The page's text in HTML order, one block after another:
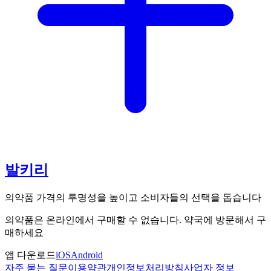
발키리
의약품 가격의 투명성을 높이고 소비자들의 선택을 돕습니다
의약품은 온라인에서 구매할 수 없습니다. 약국에 방문해서 구
매하세요
앱 다운로드iOSAndroid
자주 묻는 질문이용약관개인정보처리방침사업자 정보